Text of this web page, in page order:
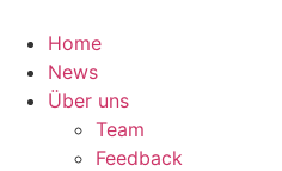
Inhalt
springen
Home
News
Über uns
Team
Feedback